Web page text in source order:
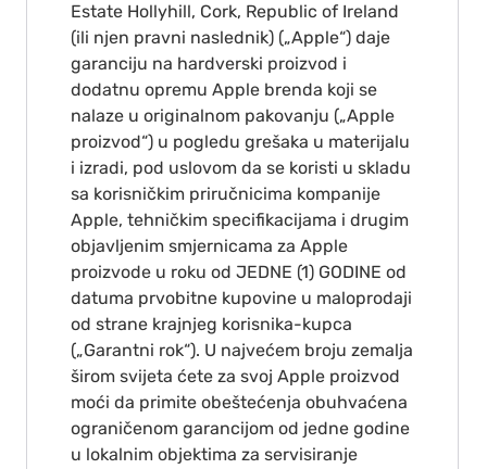
Estate Hollyhill, Cork, Republic of Ireland
(ili njen pravni naslednik) („Apple“) daje
garanciju na hardverski proizvod i
dodatnu opremu Apple brenda koji se
nalaze u originalnom pakovanju („Apple
proizvod“) u pogledu grešaka u materijalu
i izradi, pod uslovom da se koristi u skladu
sa korisničkim priručnicima kompanije
Apple, tehničkim specifikacijama i drugim
objavljenim smjernicama za Apple
proizvode u roku od JEDNE (1) GODINE od
datuma prvobitne kupovine u maloprodaji
od strane krajnjeg korisnika-kupca
(„Garantni rok“). U najvećem broju zemalja
širom svijeta ćete za svoj Apple proizvod
moći da primite obeštećenja obuhvaćena
ograničenom garancijom od jedne godine
u lokalnim objektima za servisiranje